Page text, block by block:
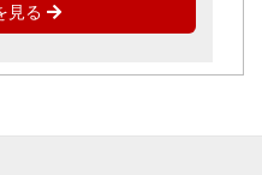
見る